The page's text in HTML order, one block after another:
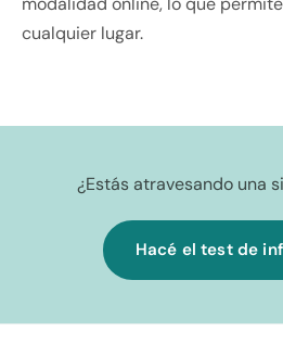
cualquier lugar.
¿Estás atravesando una
Hacé el test de